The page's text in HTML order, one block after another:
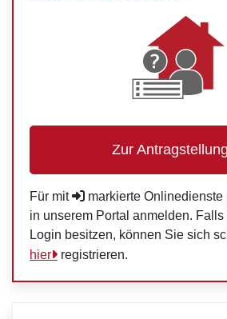
Zur Antragstellung
Für mit
markierte
in unserem Portal anmelden.
Login besitzen, können Sie sich
hier
registrieren.